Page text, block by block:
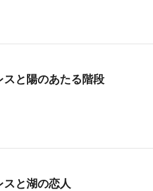
と陽のあたる階段
と湖の恋人